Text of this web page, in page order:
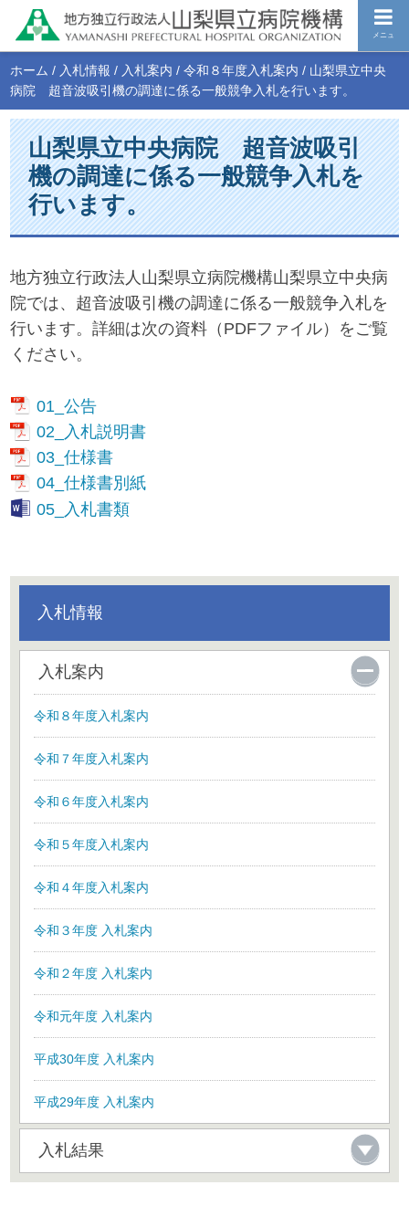
メニュ
ホーム / 入札情報 / 入札案内 /令和８年度入札案内 / 山梨県立中央
病院 超音波吸引機の調達に係る一般競争入札を行います。
山梨県立中央病院 超音波吸引
機の調達に係る一般競争入札を
行います。
地方独立行政法人山梨県立病院機構山梨県立中央病
院では、超音波吸引機の調達に係る一般競争入札を
行います。詳細は次の資料（PDFファイル）をご覧
ください。
01_公告
02_入札説明書
03_仕様書
04_仕様書別紙
05_入札書類
入札情報
入札案内
令和８年度入札案内
令和７年度入札案内
令和６年度入札案内
令和５年度入札案内
令和４年度入札案内
令和３年度 入札案内
令和２年度 入札案内
令和元年度 入札案内
平成30年度 入札案内
平成29年度 入札案内
入札結果